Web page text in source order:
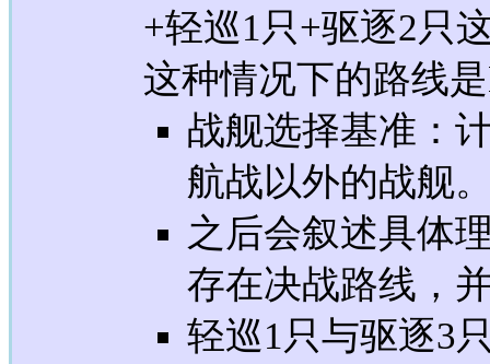
+轻巡1只+驱逐2只
这种情况下的路线
战舰选择基准：
航战以外的战舰
之后会叙述具体
存在决战路线，
轻巡1只与驱逐3